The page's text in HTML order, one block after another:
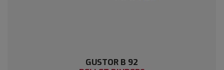
GUSTOR B 92